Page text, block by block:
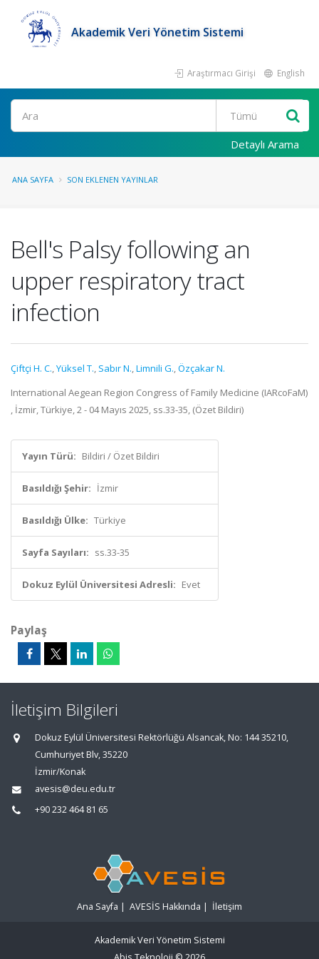
Akademik Veri Yönetim Sistemi
Araştırmacı Girişi English
Ara
Detaylı Arama
ANA SAYFA SON EKLENEN YAYINLAR
Bell's Palsy following an
upper respiratory tract
infection
Çiftçi H. C.,Yüksel T., Sabır N.,Limnili G.,Özçakar N.
International Aegean Region Congress of Family Medicine (IARcoFaM)
, İzmir, Türkiye, 2 - 04 Mayıs 2025, ss.33-35, (Özet Bildiri)
Yayın Türü: Bildiri / Özet Bildiri
Basıldığı Şehir: İzmir
Basıldığı Ülke: Türkiye
Sayfa Sayıları: ss.33-35
Dokuz Eylül Üniversitesi Adresli: Evet
Paylaş
İletişim Bilgileri
Dokuz Eylül Üniversitesi Rektörlüğü Alsancak, No: 144 35210,
Cumhuriyet Blv, 35220
İzmir/Konak
avesis@deu.edu.tr
+90 232 464 81 65
Ana Sayfa | AVESİS Hakkında | İletişim
Akademik Veri Yönetim Sistemi